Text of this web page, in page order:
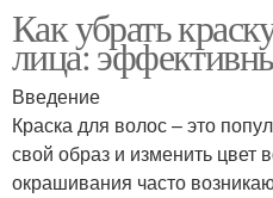
Как убрать
лица:
Введение
Краска для волос – это
свой образ и изменить цвет
окрашивания часто